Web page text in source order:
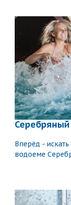
Вперёд -
водоеме